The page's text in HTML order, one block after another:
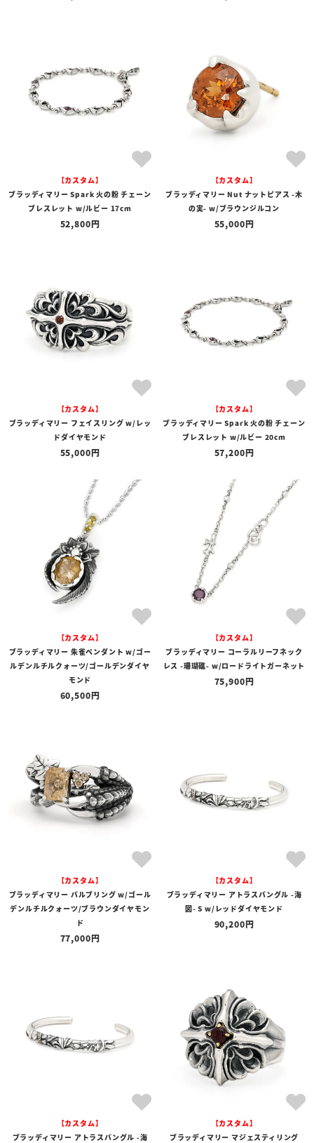
【カスタム】
ブラッディマリー Spark 火の粉 チェーン
ブレスレット w/ルビー 17cm
52,800
【カスタム】
ブラッディマリー Nut ナットピアス -木
の実- w/ブラウンジルコン
55,000
【カスタム】
ブラッディマリー フェイスリング w/レッ
ドダイヤモンド
55,000
【カスタム】
ブラッディマリー Spark 火の粉 チェーン
ブレスレット w/ルビー 20cm
57,200
【カスタム】
ブラッディマリー 朱雀ペンダント w/ゴー
ルデンルチルクォーツ/ゴールデンダイヤ
モンド
60,500
【カスタム】
ブラッディマリー コーラルリーフネック
レス -珊瑚礁- w/ロードライトガーネット
75,900
【カスタム】
ブラッディマリー バルブリング w/ゴール
デンルチルクォーツ/ブラウンダイヤモン
ド
77,000
【カスタム】
ブラッディマリー アトラスバングル -海
図- S w/レッドダイヤモンド
90,200
【カスタム】
ブラッディマリー アトラスバングル -海
【カスタム】
ブラッディマリー マジェスティリング